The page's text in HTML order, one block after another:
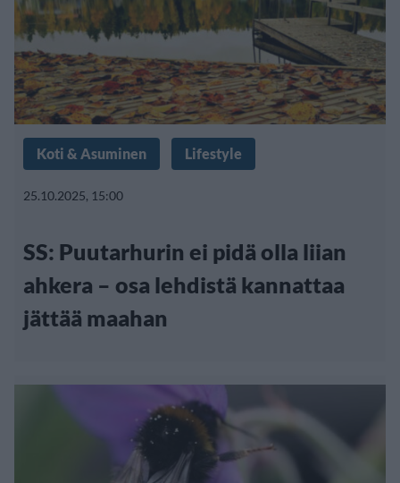
Koti & Asuminen Lifestyle
25.10.2025, 15:00
SS: Puutarhurin ei pidä olla liian
ahkera – osa lehdistä kannattaa
jättää maahan